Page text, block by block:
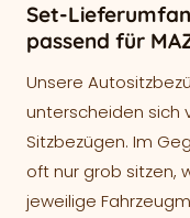
Set-
passend für
Unsere
unterscheiden sich
Sitzbezügen. Im
oft nur grob sitzen,
jeweilige